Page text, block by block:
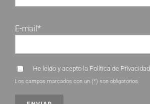
E-mail*
He leído y acepto la Política de Privacidad
Los campos marcados con un (*) son obligatorios.